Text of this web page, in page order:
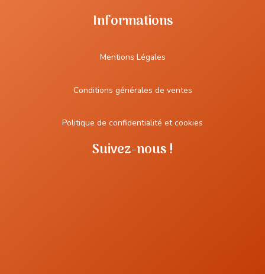
Informations
Mentions Légales
Conditions générales de ventes
Politique de confidentialité et cookies
Suivez-nous !